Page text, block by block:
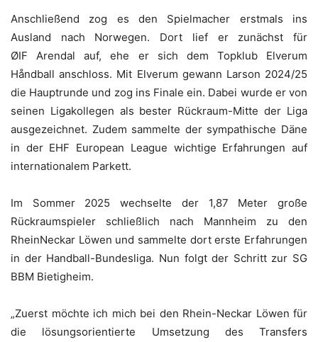
Anschließend zog es den Spielmacher erstmals ins
Ausland nach Norwegen. Dort lief er zunächst für
ØIF Arendal auf, ehe er sich dem Topklub Elverum
Håndball anschloss. Mit Elverum gewann Larson 2024/25
die Hauptrunde und zog ins Finale ein. Dabei wurde er von
seinen Ligakollegen als bester Rückraum-Mitte der Liga
ausgezeichnet. Zudem sammelte der sympathische Däne
in der EHF European League wichtige Erfahrungen auf
internationalem Parkett.
Im Sommer 2025 wechselte der 1,87 Meter große
Rückraumspieler schließlich nach Mannheim zu den
RheinNeckar Löwen und sammelte dort erste Erfahrungen
in der Handball-Bundesliga. Nun folgt der Schritt zur SG
BBM Bietigheim.
„Zuerst möchte ich mich bei den Rhein-Neckar Löwen für
die lösungsorientierte Umsetzung des Transfers